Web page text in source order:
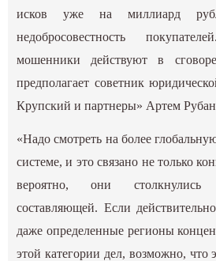
исков уже на миллиард
недобросовестность
мошенники действуют в
предполагает советник
Крупский и партнеры» Артем
«Надо смотреть на более
системе, и это связано не только
вероятно, они
составляющей. Если
даже определенные регионы
этой категории дел, возможно,